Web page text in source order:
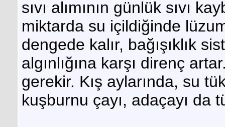
sıvı alımının günlük sıvı
miktarda su içildiğinde
dengede kalır, bağışıklık
algınlığına karşı direnç
gerekir. Kış aylarında, su
kuşburnu çayı, adaçayı da